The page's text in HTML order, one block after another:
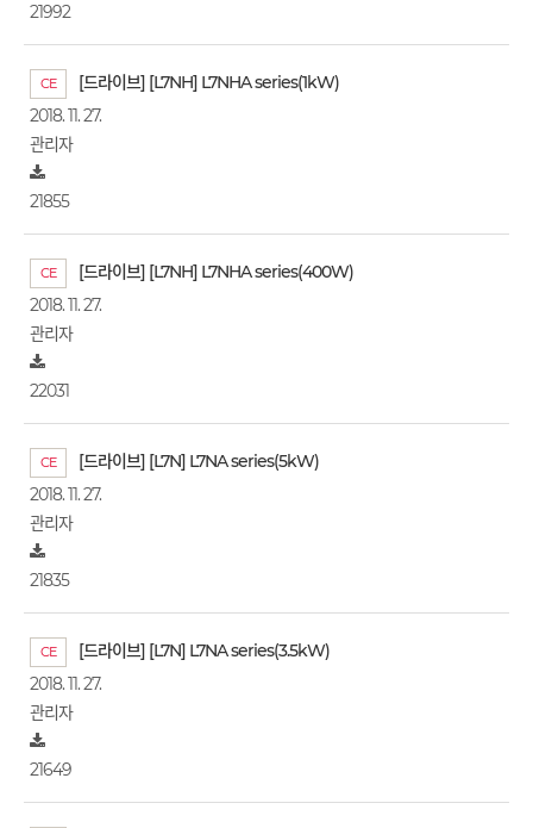
21992
CE
[드라이브] [L7NH] L7NHA series(1kW)
2018. 11. 27.
관리자
21855
CE
[드라이브] [L7NH] L7NHA series(400W)
2018. 11. 27.
관리자
22031
CE
[드라이브] [L7N] L7NA series(5kW)
2018. 11. 27.
관리자
21835
CE
[드라이브] [L7N] L7NA series(3.5kW)
2018. 11. 27.
관리자
21649